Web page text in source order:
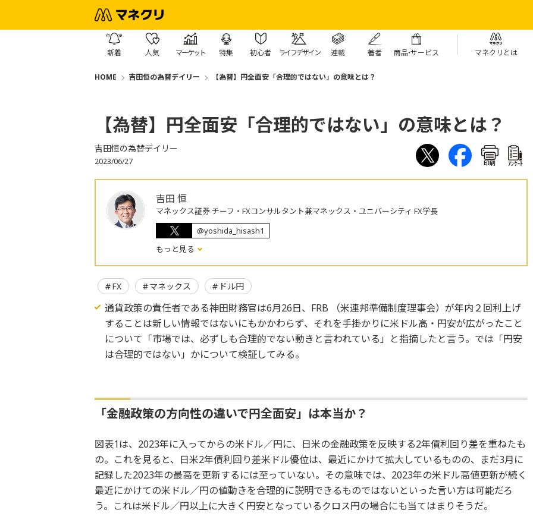
新着 人気 マーケット 特集 初心者 ライフデザイン 連載 著者 商品・サービス マネクリとは
HOME 吉田恒の為替デイリー 【為替】円全面安「合理的ではない」の意味とは？
【為替】円全面安「合理的ではない」の意味とは？
吉田恒の為替デイリー
2023/06/27 印刷 ｱﾝｹｰﾄ
吉田 恒
マネックス証券 チーフ・FXコンサルタント兼マネックス・ユニバーシティ FX学長
@yoshida_hisash1
もっと見る
FX マネックス ドル円
通貨政策の責任者である神田財務官は6月26日、FRB （米連邦準備制度理事会）が年内２回利上げ
することは新しい情報ではないにもかかわらず、それを手掛かりに米ドル高・円安が広がったこと
について「市場では、必ずしも合理的でない動きと言われている」と指摘したと言う。では「円安
は合理的ではない」かについて検証してみる。
「金融政策の方向性の違いで円全面安」は本当か？
図表1は、2023年に入ってからの米ドル／円に、日米の金融政策を反映する2年債利回り差を重ねたも
の。これを見ると、日米2年債利回り差米ドル優位は、最近にかけて拡大しているものの、まだ3月に
記録した2023年の最高を更新するには至っていない。その意味では、2023年の米ドル高値更新が続く
最近にかけての米ドル／円の値動きを合理的に説明できるものではないといった言い方は可能だろ
う。これは米ドル／円以上に大きく円安となっているクロス円の場合にも当てはまりそうだ。